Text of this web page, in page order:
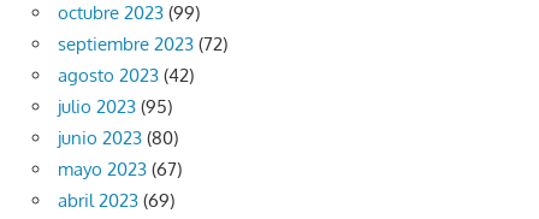
octubre 2023 (99)
septiembre 2023 (72)
agosto 2023 (42)
julio 2023 (95)
junio 2023 (80)
mayo 2023 (67)
abril 2023 (69)